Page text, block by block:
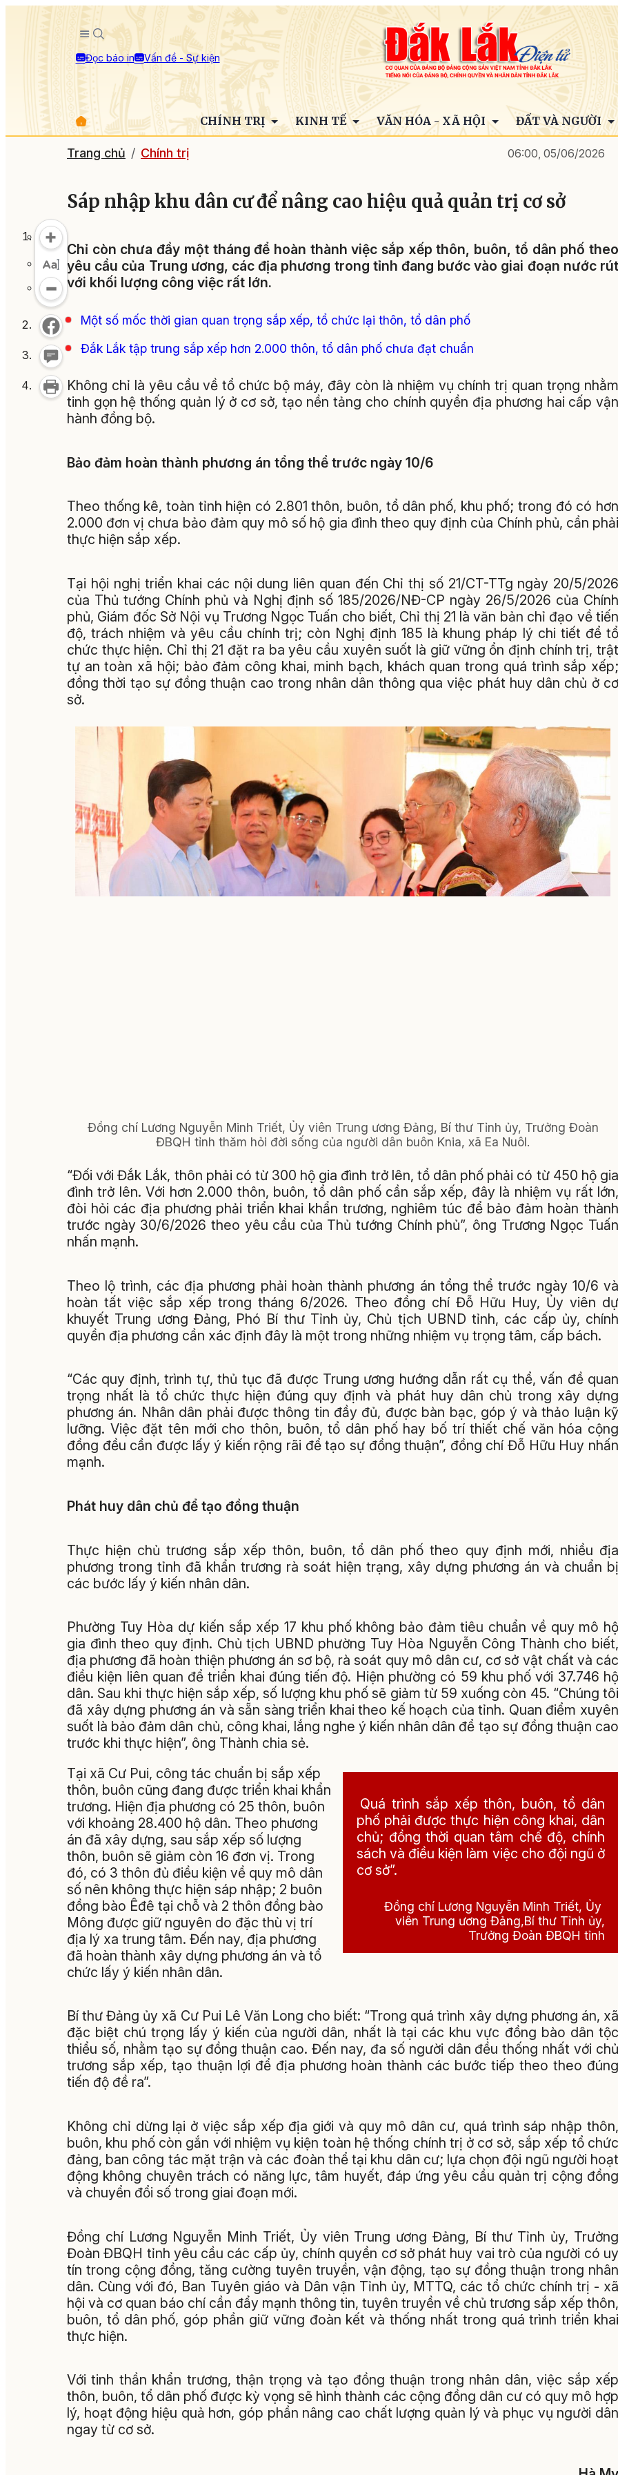
Đọc báo in Vấn đề - Sự kiện
CHÍNH TRỊ KINH TẾ VĂN HÓA - XÃ HỘI ĐẤT VÀ NGƯỜI
Trang chủ Chính trị 06:00, 05/06/2026
Sáp nhập khu dân cư để nâng cao hiệu quả quản trị cơ sở
Chỉ còn chưa đầy một tháng để hoàn thành việc sắp xếp thôn, buôn, tổ dân phố theo
yêu cầu của Trung ương, các địa phương trong tỉnh đang bước vào giai đoạn nước rút
với khối lượng công việc rất lớn.
Một số mốc thời gian quan trọng sắp xếp, tổ chức lại thôn, tổ dân phố
Đắk Lắk tập trung sắp xếp hơn 2.000 thôn, tổ dân phố chưa đạt chuẩn
Không chỉ là yêu cầu về tổ chức bộ máy, đây còn là nhiệm vụ chính trị quan trọng nhằm
tinh gọn hệ thống quản lý ở cơ sở, tạo nền tảng cho chính quyền địa phương hai cấp vận
hành đồng bộ.
Bảo đảm hoàn thành phương án tổng thể trước ngày 10/6
Theo thống kê, toàn tỉnh hiện có 2.801 thôn, buôn, tổ dân phố, khu phố; trong đó có hơn
2.000 đơn vị chưa bảo đảm quy mô số hộ gia đình theo quy định của Chính phủ, cần phải
thực hiện sắp xếp.
Tại hội nghị triển khai các nội dung liên quan đến Chỉ thị số 21/CT-TTg ngày 20/5/2026
của Thủ tướng Chính phủ và Nghị định số 185/2026/NĐ-CP ngày 26/5/2026 của Chính
phủ, Giám đốc Sở Nội vụ Trương Ngọc Tuấn cho biết, Chỉ thị 21 là văn bản chỉ đạo về tiến
độ, trách nhiệm và yêu cầu chính trị; còn Nghị định 185 là khung pháp lý chi tiết để tổ
chức thực hiện. Chỉ thị 21 đặt ra ba yêu cầu xuyên suốt là giữ vững ổn định chính trị, trật
tự an toàn xã hội; bảo đảm công khai, minh bạch, khách quan trong quá trình sắp xếp;
đồng thời tạo sự đồng thuận cao trong nhân dân thông qua việc phát huy dân chủ ở cơ
sở.
Đồng chí Lương Nguyễn Minh Triết, Ủy viên Trung ương Đảng, Bí thư Tỉnh ủy, Trưởng Đoàn
ĐBQH tỉnh thăm hỏi đời sống của người dân buôn Knia, xã Ea Nuôl.
“Đối với Đắk Lắk, thôn phải có từ 300 hộ gia đình trở lên, tổ dân phố phải có từ 450 hộ gia
đình trở lên. Với hơn 2.000 thôn, buôn, tổ dân phố cần sắp xếp, đây là nhiệm vụ rất lớn,
đòi hỏi các địa phương phải triển khai khẩn trương, nghiêm túc để bảo đảm hoàn thành
trước ngày 30/6/2026 theo yêu cầu của Thủ tướng Chính phủ”, ông Trương Ngọc Tuấn
nhấn mạnh.
Theo lộ trình, các địa phương phải hoàn thành phương án tổng thể trước ngày 10/6 và
hoàn tất việc sắp xếp trong tháng 6/2026. Theo đồng chí Đỗ Hữu Huy, Ủy viên dự
khuyết Trung ương Đảng, Phó Bí thư Tỉnh ủy, Chủ tịch UBND tỉnh, các cấp ủy, chính
quyền địa phương cần xác định đây là một trong những nhiệm vụ trọng tâm, cấp bách.
“Các quy định, trình tự, thủ tục đã được Trung ương hướng dẫn rất cụ thể, vấn đề quan
trọng nhất là tổ chức thực hiện đúng quy định và phát huy dân chủ trong xây dựng
phương án. Nhân dân phải được thông tin đầy đủ, được bàn bạc, góp ý và thảo luận kỹ
lưỡng. Việc đặt tên mới cho thôn, buôn, tổ dân phố hay bố trí thiết chế văn hóa cộng
đồng đều cần được lấy ý kiến rộng rãi để tạo sự đồng thuận”, đồng chí Đỗ Hữu Huy nhấn
mạnh.
Phát huy dân chủ để tạo đồng thuận
Thực hiện chủ trương sắp xếp thôn, buôn, tổ dân phố theo quy định mới, nhiều địa
phương trong tỉnh đã khẩn trương rà soát hiện trạng, xây dựng phương án và chuẩn bị
các bước lấy ý kiến nhân dân.
Phường Tuy Hòa dự kiến sắp xếp 17 khu phố không bảo đảm tiêu chuẩn về quy mô hộ
gia đình theo quy định. Chủ tịch UBND phường Tuy Hòa Nguyễn Công Thành cho biết,
địa phương đã hoàn thiện phương án sơ bộ, rà soát quy mô dân cư, cơ sở vật chất và các
điều kiện liên quan để triển khai đúng tiến độ. Hiện phường có 59 khu phố với 37.746 hộ
dân. Sau khi thực hiện sắp xếp, số lượng khu phố sẽ giảm từ 59 xuống còn 45. “Chúng tôi
đã xây dựng phương án và sẵn sàng triển khai theo kế hoạch của tỉnh. Quan điểm xuyên
suốt là bảo đảm dân chủ, công khai, lắng nghe ý kiến nhân dân để tạo sự đồng thuận cao
trước khi thực hiện”, ông Thành chia sẻ.
Quá trình sắp xếp thôn, buôn, tổ dân
phố phải được thực hiện công khai, dân
chủ; đồng thời quan tâm chế độ, chính
sách và điều kiện làm việc cho đội ngũ ở
cơ sở”.
Đồng chí Lương Nguyễn Minh Triết, Ủy
viên Trung ương Đảng,Bí thư Tỉnh ủy,
Trưởng Đoàn ĐBQH tỉnh
Tại xã Cư Pui, công tác chuẩn bị sắp xếp
thôn, buôn cũng đang được triển khai khẩn
trương. Hiện địa phương có 25 thôn, buôn
với khoảng 28.400 hộ dân. Theo phương
án đã xây dựng, sau sắp xếp số lượng
thôn, buôn sẽ giảm còn 16 đơn vị. Trong
đó, có 3 thôn đủ điều kiện về quy mô dân
số nên không thực hiện sáp nhập; 2 buôn
đồng bào Êđê tại chỗ và 2 thôn đồng bào
Mông được giữ nguyên do đặc thù vị trí
địa lý xa trung tâm. Đến nay, địa phương
đã hoàn thành xây dựng phương án và tổ
chức lấy ý kiến nhân dân.
Bí thư Đảng ủy xã Cư Pui Lê Văn Long cho biết: “Trong quá trình xây dựng phương án, xã
đặc biệt chú trọng lấy ý kiến của người dân, nhất là tại các khu vực đồng bào dân tộc
thiểu số, nhằm tạo sự đồng thuận cao. Đến nay, đa số người dân đều thống nhất với chủ
trương sắp xếp, tạo thuận lợi để địa phương hoàn thành các bước tiếp theo theo đúng
tiến độ đề ra”.
Không chỉ dừng lại ở việc sắp xếp địa giới và quy mô dân cư, quá trình sáp nhập thôn,
buôn, khu phố còn gắn với nhiệm vụ kiện toàn hệ thống chính trị ở cơ sở, sắp xếp tổ chức
đảng, ban công tác mặt trận và các đoàn thể tại khu dân cư; lựa chọn đội ngũ người hoạt
động không chuyên trách có năng lực, tâm huyết, đáp ứng yêu cầu quản trị cộng đồng
và chuyển đổi số trong giai đoạn mới.
Đồng chí Lương Nguyễn Minh Triết, Ủy viên Trung ương Đảng, Bí thư Tỉnh ủy, Trưởng
Đoàn ĐBQH tỉnh yêu cầu các cấp ủy, chính quyền cơ sở phát huy vai trò của người có uy
tín trong cộng đồng, tăng cường tuyên truyền, vận động, tạo sự đồng thuận trong nhân
dân. Cùng với đó, Ban Tuyên giáo và Dân vận Tỉnh ủy, MTTQ, các tổ chức chính trị - xã
hội và cơ quan báo chí cần đẩy mạnh thông tin, tuyên truyền về chủ trương sắp xếp thôn,
buôn, tổ dân phố, góp phần giữ vững đoàn kết và thống nhất trong quá trình triển khai
thực hiện.
Với tinh thần khẩn trương, thận trọng và tạo đồng thuận trong nhân dân, việc sắp xếp
thôn, buôn, tổ dân phố được kỳ vọng sẽ hình thành các cộng đồng dân cư có quy mô hợp
lý, hoạt động hiệu quả hơn, góp phần nâng cao chất lượng quản lý và phục vụ người dân
ngay từ cơ sở.